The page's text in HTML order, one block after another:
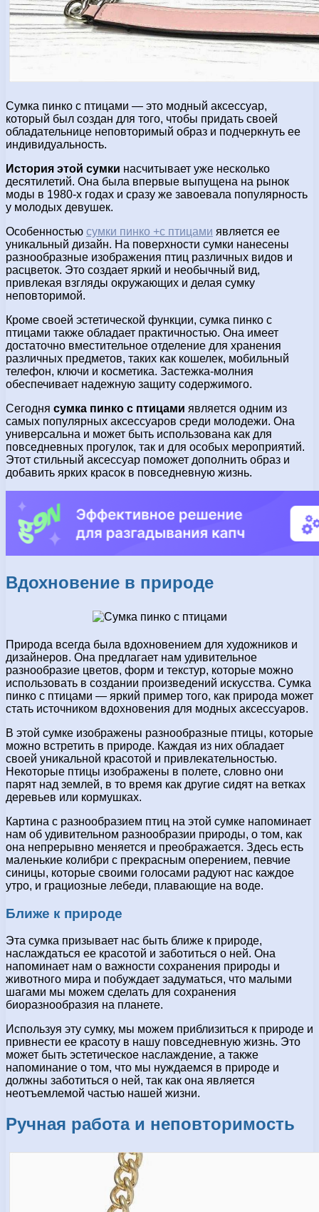
Сумка пинко с птицами — это модный аксессуар,
который был создан для того, чтобы придать своей
обладательнице неповторимый образ и подчеркнуть ее
индивидуальность.
История этой сумки насчитывает уже несколько
десятилетий. Она была впервые выпущена на рынок
моды в 1980-х годах и сразу же завоевала популярность
у молодых девушек.
Особенностью сумки пинко +с птицами является ее
уникальный дизайн. На поверхности сумки нанесены
разнообразные изображения птиц различных видов и
расцветок. Это создает яркий и необычный вид,
привлекая взгляды окружающих и делая сумку
неповторимой.
Кроме своей эстетической функции, сумка пинко с
птицами также обладает практичностью. Она имеет
достаточно вместительное отделение для хранения
различных предметов, таких как кошелек, мобильный
телефон, ключи и косметика. Застежка-молния
обеспечивает надежную защиту содержимого.
Сегодня сумка пинко с птицами является одним из
самых популярных аксессуаров среди молодежи. Она
универсальна и может быть использована как для
повседневных прогулок, так и для особых мероприятий.
Этот стильный аксессуар поможет дополнить образ и
добавить ярких красок в повседневную жизнь.
Вдохновение в природе
Природа всегда была вдохновением для художников и
дизайнеров. Она предлагает нам удивительное
разнообразие цветов, форм и текстур, которые можно
использовать в создании произведений искусства. Сумка
пинко с птицами — яркий пример того, как природа может
стать источником вдохновения для модных аксессуаров.
В этой сумке изображены разнообразные птицы, которые
можно встретить в природе. Каждая из них обладает
своей уникальной красотой и привлекательностью.
Некоторые птицы изображены в полете, словно они
парят над землей, в то время как другие сидят на ветках
деревьев или кормушках.
Картина с разнообразием птиц на этой сумке напоминает
нам об удивительном разнообразии природы, о том, как
она непрерывно меняется и преображается. Здесь есть
маленькие колибри с прекрасным оперением, певчие
синицы, которые своими голосами радуют нас каждое
утро, и грациозные лебеди, плавающие на воде.
Ближе к природе
Эта сумка призывает нас быть ближе к природе,
наслаждаться ее красотой и заботиться о ней. Она
напоминает нам о важности сохранения природы и
животного мира и побуждает задуматься, что малыми
шагами мы можем сделать для сохранения
биоразнообразия на планете.
Используя эту сумку, мы можем приблизиться к природе и
привнести ее красоту в нашу повседневную жизнь. Это
может быть эстетическое наслаждение, а также
напоминание о том, что мы нуждаемся в природе и
должны заботиться о ней, так как она является
неотъемлемой частью нашей жизни.
Ручная работа и неповторимость